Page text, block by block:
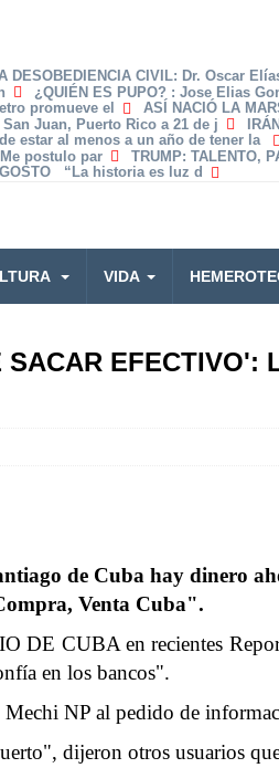
DESOBEDIENCIA CIVIL: Dr. Oscar
¿QUIÉN ES PUPO? : Jose Elias
promueve el ASÍ NACIÓ LA
Juan, Puerto Rico a 21 de j
estar al menos a un año de tener la
postulo par TRUMP: TALENTO,
“La historia es luz d
VIDA
EFECTIVO':
de Cuba hay dinero
Venta Cuba".
DE CUBA en recientes
en los bancos".
NP al pedido de
dijeron otros usuarios